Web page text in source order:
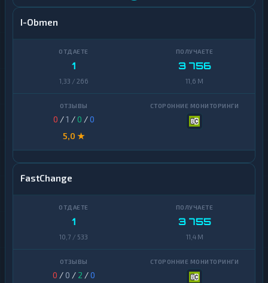
I-Obmen
1
1,33 / 266
3 756
11,6 M
0 /1 /0 /0
5,0 ★
FastChange
1
10,7 / 533
3 755
11,4 M
0 / 0 / 2 /0